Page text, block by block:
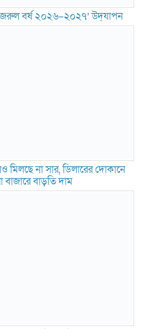
বর্ষ ২০২৬–২০২৭’ উদ্‌যাপন
মিলছে না সার, ডিলারের দোকানে
বাড়তি দাম